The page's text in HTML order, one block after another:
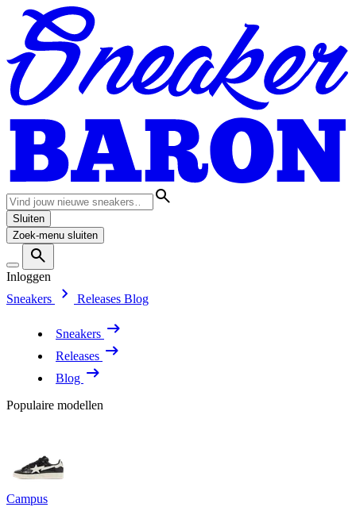
Sluiten
Zoek-menu sluiten
Inloggen
Sneakers
Releases Blog
Sneakers
Releases
Blog
Populaire modellen
Campus